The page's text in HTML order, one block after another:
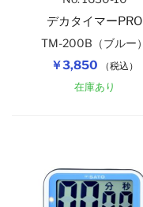
￥3,850 （税込）
デカタイマーPRO
TM-200B（ブルー）
在庫あり